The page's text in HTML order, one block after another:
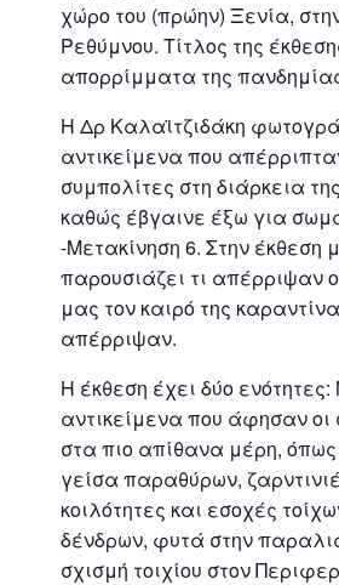
χώρο του (πρώην) Ξενία,
Ρεθύμνου. Τίτλος της
απορρίμματα της
Η Δρ Καλαϊτζιδάκη
αντικείμενα που
συμπολίτες στη διάρκεια
καθώς έβγαινε έξω για
-Μετακίνηση 6. Στην έκθεση
παρουσιάζει τι απέρριψαν
μας τον καιρό της
απέρριψαν.
Η έκθεση έχει δύο
αντικείμενα που άφησαν οι
στα πιο απίθανα μέρη,
γείσα παραθύρων,
κοιλότητες και εσοχές
δένδρων, φυτά στην
σχισμή τοιχίου στον